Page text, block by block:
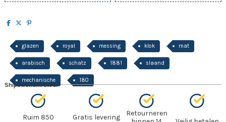
glazen royal messing klok mat
arabisch schatz 1881 slaand
mechanische 180
Shipsworld.nl bied:
Ruim 850
Gratis levering
Retourneren